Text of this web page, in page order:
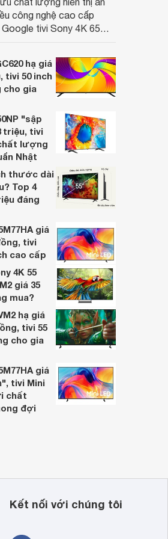
Smart Tivi Panasonic 55 inch 4K
55GX655V
công nghệ cao cấp
tivi Sony 4K 65
điện máy giảm giá sâu.
hạ giá
tivi 50 inch
cho gia
"sập
triệu, tivi
lượng
Nhật
thước dài
Top 4
đáng
giá
tivi
cao cấp
4K 55
giá 35
mua?
hạ giá
tivi 55
cho gia
giá
tivi Mini
chất
đợi
Kết nối với chúng tôi